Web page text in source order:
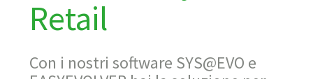
Retail
Con i nostri software SYS@EVO e